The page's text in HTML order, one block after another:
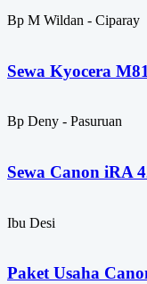
Bp M Wildan - Ciparay
Sewa Kyocera
Bp Deny - Pasuruan
Sewa Canon iRA
Ibu Desi
Paket Usaha